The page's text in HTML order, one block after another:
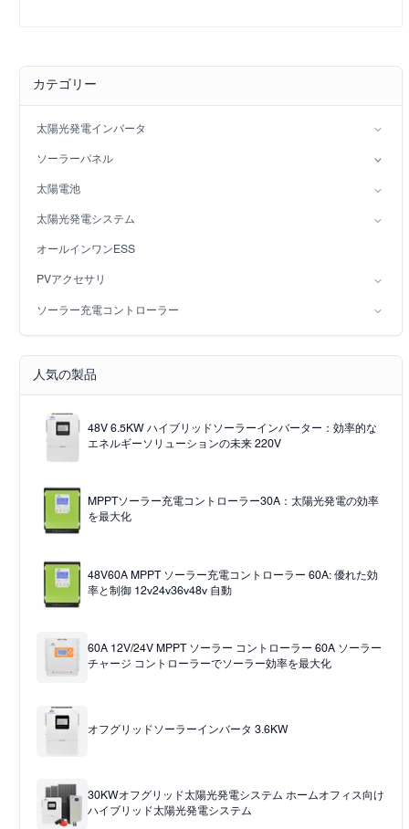
カテゴリー
太陽光発電インバータ
分相インバータ
ハイブリッドソーラーインバータ（IP21）
ハイブリッドソーラーインバータ（IP65）
ソーラーパネル
単核症
太陽電池
鉛酸バッテリー
LiFePO4バッテリー
太陽光発電システム
オングリッド太陽光発電システム
オフグリッド太陽光発電システム
オールインワンESS
PVアクセサリ
ソーラーライト
Solar pump
ソーラー充電コントローラー
PWM
MPPTソーラー充電コントローラー
人気の製品
48V 6.5KW ハイブリッドソーラーインバーター：効率的な
エネルギーソリューションの未来 220V
MPPTソーラー充電コントローラー30A：太陽光発電の効率
を最大化
48V60A MPPT ソーラー充電コントローラー 60A: 優れた効
率と制御 12v24v36v48v 自動
60A 12V/24V MPPT ソーラー コントローラー 60A ソーラー
チャージ コントローラーでソーラー効率を最大化
オフグリッドソーラーインバータ 3.6KW
30KWオフグリッド太陽光発電システム ホームオフィス向け
ハイブリッド太陽光発電システム